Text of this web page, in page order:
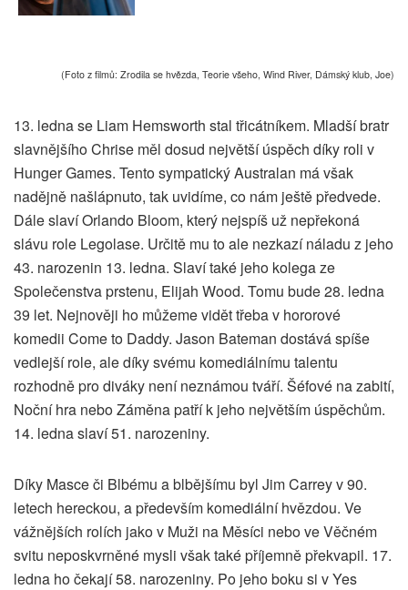
(Foto z filmů: Zrodila se hvězda, Teorie všeho, Wind River, Dámský klub, Joe)
13. ledna se Liam Hemsworth stal třicátníkem. Mladší bratr
slavnějšího Chrise měl dosud největší úspěch díky roli v
Hunger Games. Tento sympatický Australan má však
nadějně našlápnuto, tak uvidíme, co nám ještě předvede.
Dále slaví Orlando Bloom, který nejspíš už nepřekoná
slávu role Legolase. Určitě mu to ale nezkazí náladu z jeho
43. narozenin 13. ledna. Slaví také jeho kolega ze
Společenstva prstenu, Elijah Wood. Tomu bude 28. ledna
39 let. Nejnověji ho můžeme vidět třeba v hororové
komedii Come to Daddy. Jason Bateman dostává spíše
vedlejší role, ale díky svému komediálnímu talentu
rozhodně pro diváky není neznámou tváří. Šéfové na zabití,
Noční hra nebo Záměna patří k jeho největším úspěchům.
14. ledna slaví 51. narozeniny.
Díky Masce či Blbému a blbějšímu byl Jim Carrey v 90.
letech hereckou, a především komediální hvězdou. Ve
vážnějších rolích jako v Muži na Měsíci nebo ve Věčném
svitu neposkvrněné mysli však také příjemně překvapil. 17.
ledna ho čekají 58. narozeniny. Po jeho boku si v Yes